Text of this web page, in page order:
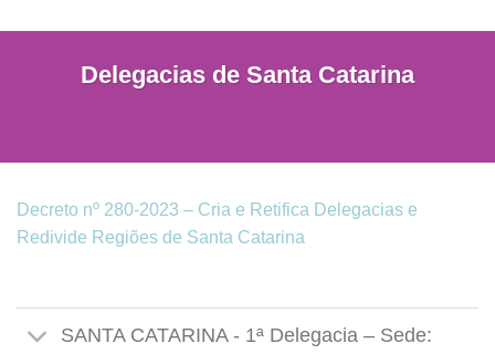
Delegacias de Santa Catarina
Decreto nº 280-2023 – Cria e Retifica Delegacias e
Redivide Regiões de Santa Catarina
SANTA CATARINA - 1ª Delegacia – Sede: